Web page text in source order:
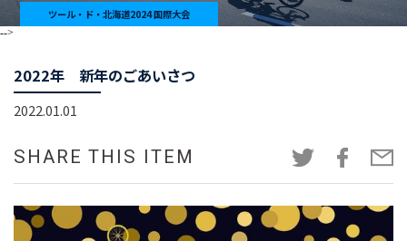
ツール・ド・北海道2024 国際大会
-->
2022年 新年のごあいさつ
2022.01.01
SHARE THIS ITEM